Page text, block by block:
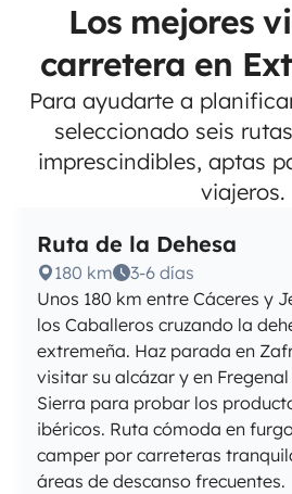
Los mejores
carretera en
Para ayudarte a
seleccionado seis
imprescindibles, aptas
viajeros.
Ruta de la Dehesa
180 km
3-6 días
Unos 180 km entre Cáceres y
los Caballeros cruzando la
extremeña. Haz parada en
visitar su alcázar y en
Sierra para probar los
ibéricos. Ruta cómoda en
camper por carreteras
áreas de descanso frecuentes.